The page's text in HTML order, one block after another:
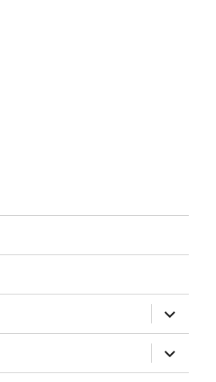
위
메
확
장
위
메